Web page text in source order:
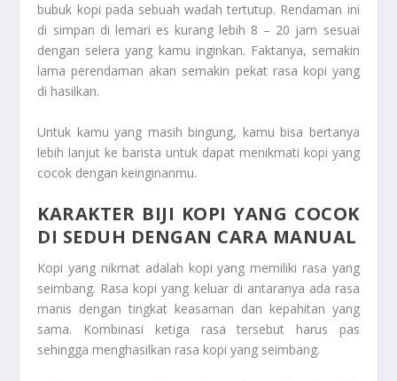
bubuk kopi pada sebuah wadah tertutup. Rendaman ini
di simpan di lemari es kurang lebih 8 – 20 jam sesuai
dengan selera yang kamu inginkan. Faktanya, semakin
lama perendaman akan semakin pekat rasa kopi yang
di hasilkan.
Untuk kamu yang masih bingung, kamu bisa bertanya
lebih lanjut ke barista untuk dapat menikmati kopi yang
cocok dengan keinginanmu.
KARAKTER BIJI KOPI YANG COCOK
DI SEDUH DENGAN CARA MANUAL
Kopi yang nikmat adalah kopi yang memiliki rasa yang
seimbang. Rasa kopi yang keluar di antaranya ada rasa
manis dengan tingkat keasaman dan kepahitan yang
sama. Kombinasi ketiga rasa tersebut harus pas
sehingga menghasilkan rasa kopi yang seimbang.